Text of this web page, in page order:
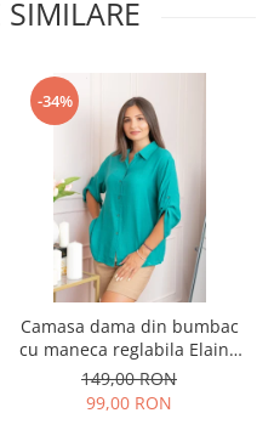
SIMILARE
-34%
Camasa dama din bumbac
cu maneca reglabila Elaine
- Turcoaz
149,00 RON
99,00 RON